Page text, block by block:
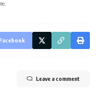
Facebook
Leave a comment